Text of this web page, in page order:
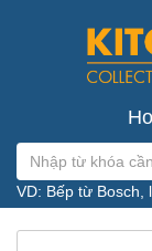
VD: Bếp từ Bosch,